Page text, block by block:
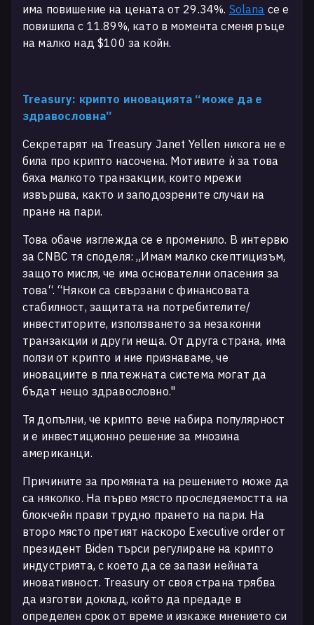
има повишение на цената от 29.34%. Solana се е
повишила с 11.89%, като в момента сменя ръце
на малко над $100 за койн.
Treasury: крипто иновацията “може да е
здравословна”
Секретарят на Treasury Janet Yellen никога не е
била про крипто насочена. Мотивите ѝ за това
бяха малкото транзакции, които мрежи
извършва, както и заподозрените случаи на
пране на пари.
Това обаче изглежда се е променило. В интервю
за CNBC тя споделя: „Имам малко скептицизъм,
защото мисля, че има основателни опасения за
това“. “Някои са свързани с финансовата
стабилност, защитата на потребителите/
инвеститорите, използването за незаконни
транзакции и други неща. От друга страна, има
ползи от крипто и ние признаваме, че
иновациите в платежната система могат да
бъдат нещо здравословно."
Тя допълни, че крипто вече набира популярност
и е инвестиционно решение за мнозина
американци.
Причините за промяната на решението може да
са няколко. На първо място проследяемостта на
блокчейн прави трудно прането на пари. На
второ място претият наскоро Executive order от
президент Biden търси регулиране на крипто
индустрията, с което да се запази нейната
иновативност. Treasury от своя страна трябва
да изготви доклад, който да предаде в
определен срок от време и изкаже мнението си